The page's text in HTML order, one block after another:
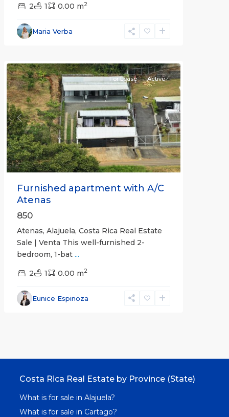
2 1 0.00 m2
Maria Verba
Alajuela
(Province)
Previous Next
For Lease Active
Furnished apartment with A/C
Atenas
850
Atenas, Alajuela, Costa Rica Real Estate
Sale | Venta This well-furnished 2-
bedroom, 1-bat ...
2 1 0.00 m2
Eunice Espinoza
Costa Rica Real Estate by Province (State)
What is for sale in Alajuela?
What is for sale in Cartago?